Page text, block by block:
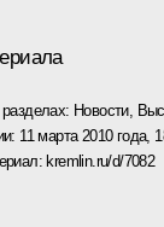
Новости,
11 марта 2010 года,
kremlin.ru/d/7082